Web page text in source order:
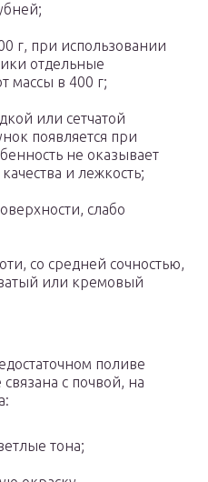
г, при использовании
отдельные
массы в 400 г;
или сетчатой
появляется при
не оказывает
и лежкость;
слабо
со средней сочностью,
или кремовый
поливе
с почвой, на
тона;